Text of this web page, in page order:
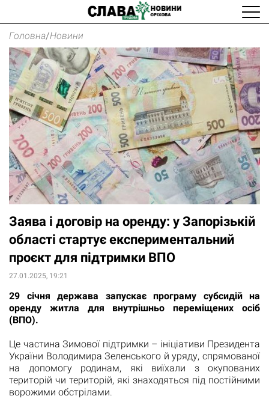
Головна/Новини
Заява і договір на оренду: у Запорізькій
області стартує експериментальний
проєкт для підтримки ВПО
27.01.2025, 19:21
29 січня держава запускає програму субсидій на
оренду житла для внутрішньо переміщених осіб
(ВПО).
Це частина Зимової підтримки – ініціативи Президента
України Володимира Зеленського й уряду, спрямованої
на допомогу родинам, які виїхали з окупованих
територій чи територій, які знаходяться під постійними
ворожими обстрілами.